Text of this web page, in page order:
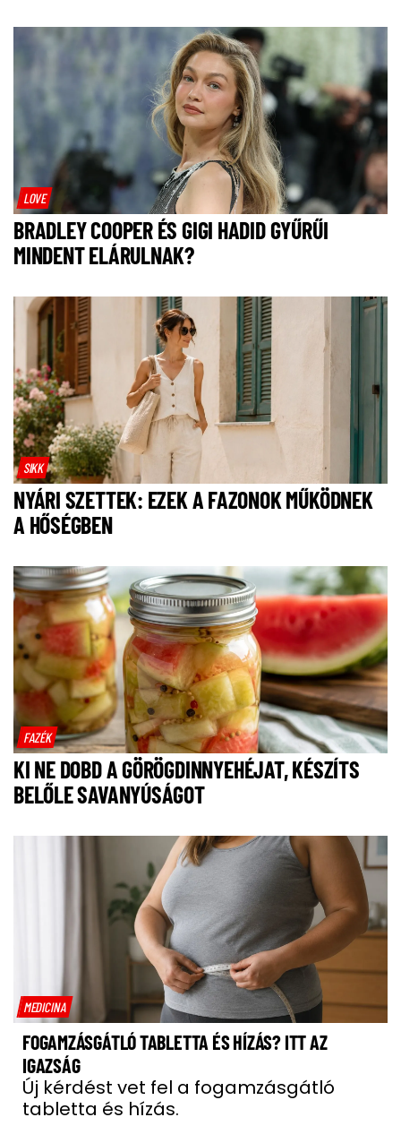
LOVE
BRADLEY COOPER ÉS GIGI HADID GYŰRŰI
MINDENT ELÁRULNAK?
SIKK
NYÁRI SZETTEK: EZEK A FAZONOK MŰKÖDNEK
A HŐSÉGBEN
FAZÉK
KI NE DOBD A GÖRÖGDINNYEHÉJAT, KÉSZÍTS
BELŐLE SAVANYÚSÁGOT
MEDICINA
FOGAMZÁSGÁTLÓ TABLETTA ÉS HÍZÁS? ITT AZ
IGAZSÁG
Új kérdést vet fel a fogamzásgátló
tabletta és hízás.